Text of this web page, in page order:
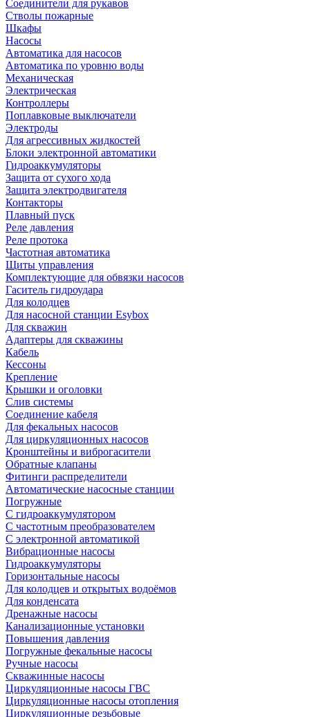
Соединители для рукавов
Стволы пожарные
Шкафы
Насосы
Автоматика для насосов
Автоматика по уровню воды
Механическая
Электрическая
Контроллеры
Поплавковые выключатели
Электроды
Для агрессивных жидкостей
Блоки электронной автоматики
Гидроаккумуляторы
Защита от сухого хода
Защита электродвигателя
Контакторы
Плавный пуск
Реле давления
Реле протока
Частотная автоматика
Щиты управления
Комплектующие для обвязки насосов
Гаситель гидроудара
Для колодцев
Для насосной станции Esybox
Для скважин
Адаптеры для скважины
Кабель
Кессоны
Крепление
Крышки и оголовки
Слив системы
Соединение кабеля
Для фекальных насосов
Для циркуляционных насосов
Кронштейны и виброгасители
Обратные клапаны
Фитинги распределители
Автоматические насосные станции
Погружные
С гидроаккумулятором
С частотным преобразователем
С электронной автоматикой
Вибрационные насосы
Гидроаккумуляторы
Горизонтальные насосы
Для колодцев и открытых водоёмов
Для конденсата
Дренажные насосы
Канализационные установки
Повышения давления
Погружные фекальные насосы
Ручные насосы
Скважинные насосы
Циркуляционные насосы ГВС
Циркуляционные насосы отопления
Циркуляционные резьбовые